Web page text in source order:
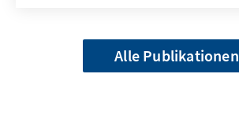
Alle Publikationen